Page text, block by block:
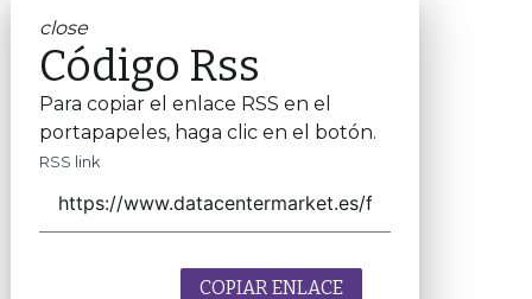
close
Código Rss
Para copiar el enlace RSS en el
portapapeles, haga clic en el botón.
RSS link
COPIAR ENLACE